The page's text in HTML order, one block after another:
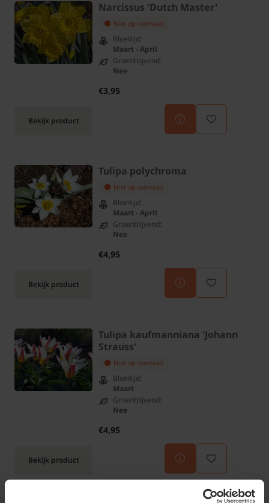
Bekijk product
Narcissus 'Dutch Master'
Niet op voorraad
Bloeitijd:
Maart - April
Groenblijvend:
Nee
€3,95
Bekijk product
Tulipa polychroma
Niet op voorraad
Bloeitijd:
Maart - April
Groenblijvend:
Nee
€4,95
Bekijk product
Tulipa kaufmanniana 'Johann
Strauss'
Niet op voorraad
Bloeitijd:
Maart
Groenblijvend:
Nee
€4,95